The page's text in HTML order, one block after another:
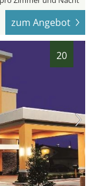
zum Angebot
20